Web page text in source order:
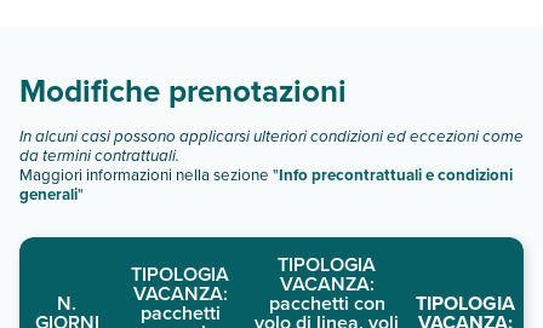
Modifiche prenotazioni
In alcuni casi possono applicarsi ulteriori condizioni ed eccezioni come
da termini contrattuali.
Maggiori informazioni nella sezione "Info precontrattuali e condizioni
generali"
N.
GIORNI
TIPOLOGIA
VACANZA:
pacchetti
TIPOLOGIA
VACANZA:
pacchetti con
volo di linea, voli
TIPOLOGIA
VACANZA: